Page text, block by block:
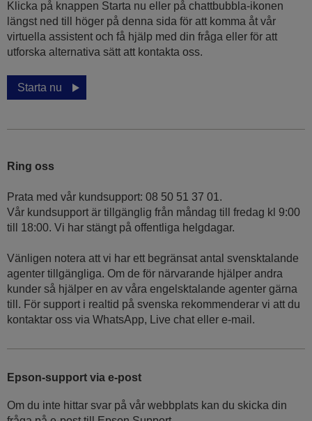
Klicka på knappen Starta nu eller på chattbubbla-ikonen
längst ned till höger på denna sida för att komma åt vår
virtuella assistent och få hjälp med din fråga eller för att
utforska alternativa sätt att kontakta oss.
Starta nu
Ring oss
Prata med vår kundsupport: 08 50 51 37 01.
Vår kundsupport är tillgänglig från måndag till fredag kl 9:00
till 18:00. Vi har stängt på offentliga helgdagar.
Vänligen notera att vi har ett begränsat antal svensktalande
agenter tillgängliga. Om de för närvarande hjälper andra
kunder så hjälper en av våra engelsktalande agenter gärna
till. För support i realtid på svenska rekommenderar vi att du
kontaktar oss via WhatsApp, Live chat eller e-mail.
Epson-support via e-post
Om du inte hittar svar på vår webbplats kan du skicka din